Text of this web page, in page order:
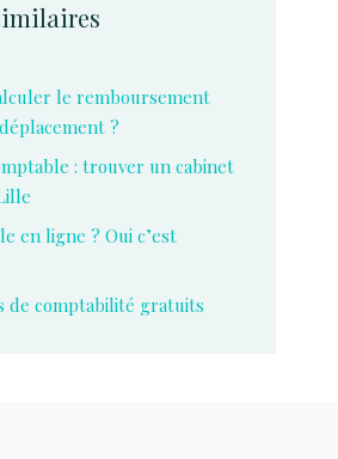
le remboursement
?
: trouver un cabinet
en ligne ? Oui c’est
de comptabilité gratuits